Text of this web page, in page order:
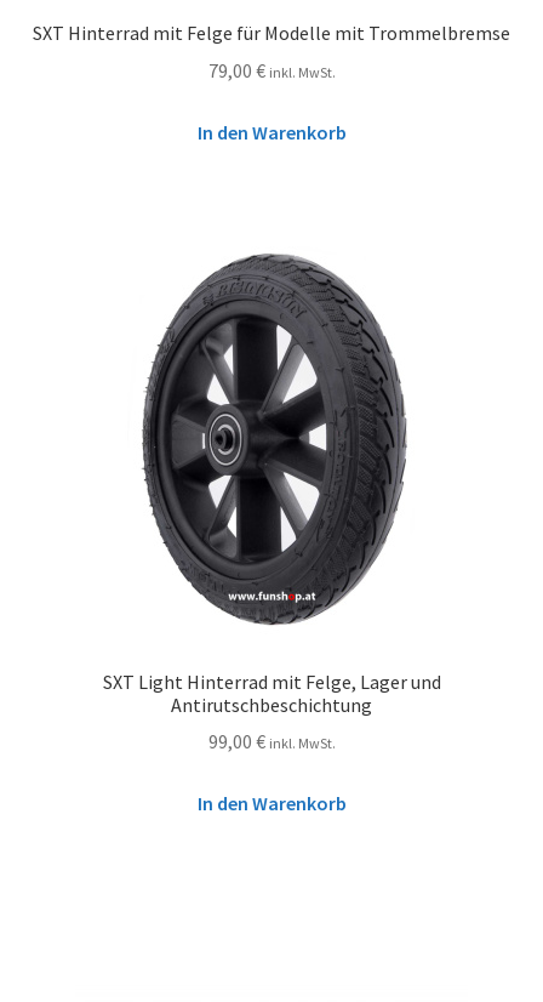
SXT Hinterrad mit Felge für Modelle mit Trommelbremse
79,00 € inkl. MwSt.
In den Warenkorb
SXT Light Hinterrad mit Felge, Lager und
Antirutschbeschichtung
99,00 € inkl. MwSt.
In den Warenkorb